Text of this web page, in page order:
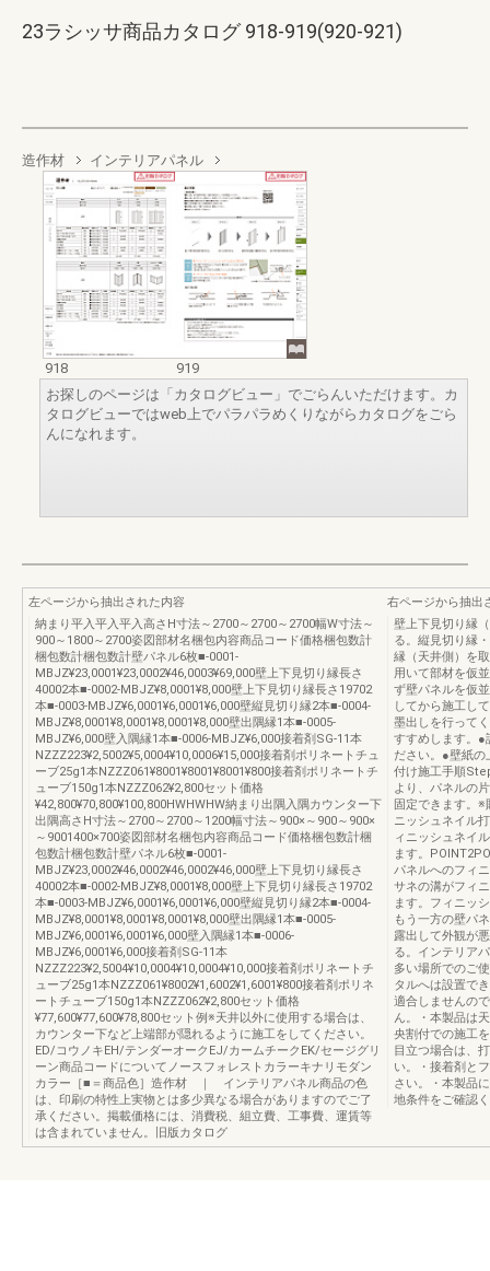
23ラシッサ商品カタログ 918-919(920-921)
造作材 インテリアパネル
918
919
お探しのページは「カタログビュー」でごらんいただけます。カ
タログビューではweb上でパラパラめくりながらカタログをごら
んになれます。
左ページから抽出された内容
納まり平入平入平入高さH寸法～2700～2700～2700幅W寸法～
900～1800～2700姿図部材名梱包内容商品コード価格梱包数計
梱包数計梱包数計壁パネル6枚■-0001-
MBJZ¥23,0001¥23,0002¥46,0003¥69,000壁上下見切り縁長さ
40002本■-0002-MBJZ¥8,0001¥8,000壁上下見切り縁長さ19702
本■-0003-MBJZ¥6,0001¥6,0001¥6,000壁縦見切り縁2本■-0004-
MBJZ¥8,0001¥8,0001¥8,0001¥8,000壁出隅縁1本■-0005-
MBJZ¥6,000壁入隅縁1本■-0006-MBJZ¥6,000接着剤SG-11本
NZZZ223¥2,5002¥5,0004¥10,0006¥15,000接着剤ポリネートチュ
ーブ25g1本NZZZ061¥8001¥8001¥8001¥800接着剤ポリネートチ
ューブ150g1本NZZZ062¥2,800セット価格
¥42,800¥70,800¥100,800HWHWHW納まり出隅入隅カウンター下
出隅高さH寸法～2700～2700～1200幅寸法～900×～900～900×
～9001400×700姿図部材名梱包内容商品コード価格梱包数計梱
包数計梱包数計壁パネル6枚■-0001-
MBJZ¥23,0002¥46,0002¥46,0002¥46,000壁上下見切り縁長さ
40002本■-0002-MBJZ¥8,0001¥8,000壁上下見切り縁長さ19702
本■-0003-MBJZ¥6,0001¥6,0001¥6,000壁縦見切り縁2本■-0004-
MBJZ¥8,0001¥8,0001¥8,0001¥8,000壁出隅縁1本■-0005-
MBJZ¥6,0001¥6,0001¥6,000壁入隅縁1本■-0006-
MBJZ¥6,0001¥6,000接着剤SG-11本
NZZZ223¥2,5004¥10,0004¥10,0004¥10,000接着剤ポリネートチ
ューブ25g1本NZZZ061¥8002¥1,6002¥1,6001¥800接着剤ポリネ
ートチューブ150g1本NZZZ062¥2,800セット価格
¥77,600¥77,600¥78,800セット例※天井以外に使用する場合は、
カウンター下など上端部が隠れるように施工をしてください。
ED/コウノキEH/テンダーオークEJ/カームチークEK/セージグリ
ーン商品コードについてノースフォレストカラーキナリモダン
カラー［■＝商品色］造作材 ｜ インテリアパネル商品の色
は、印刷の特性上実物とは多少異なる場合がありますのでご了
承ください。掲載価格には、消費税、組立費、工事費、運賃等
は含まれていません。旧版カタログ
右ページから抽出
壁上下見切り縁
る。縦見切り縁
縁（天井側）を
用いて部材を仮
ず壁パネルを仮
してから施工し
墨出しを行って
すすめします。●
ださい。●壁紙の
付け施工手順
より、パネルの
固定できます。
ニッシュネイル
ィニッシュネイ
ます。
パネルへのフィ
サネの溝がフィ
ます。フィニッ
もう一方の壁パ
露出して外観が
る。インテリア
多い場所でのご
タルへは設置で
適合しませんの
ん。・本製品は
央割付での施工
目立つ場合は、
い。・接着剤と
さい。・本製品
地条件をご確認